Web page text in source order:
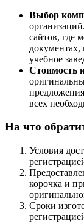
Выбор
сайтов,
учебное
Стоимость
всех
На что
Условия
корочка и
Сроки